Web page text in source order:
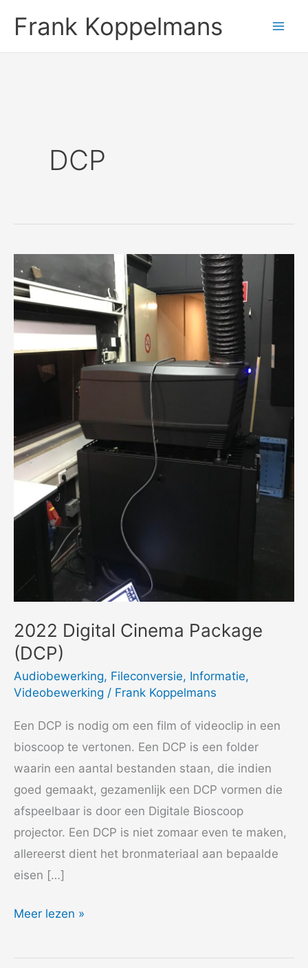
naar
de
Frank Koppelmans
DCP
2022 Digital Cinema Package
(DCP)
Audiobewerking, Fileconversie, Informatie,
Videobewerking / Frank Koppelmans
Een DCP is nodig om een film of videoclip in een
bioscoop te vertonen. Een DCP is een folder
waarin een aantal bestanden staan, die indien
goed gemaakt, gezamenlijk een DCP vormen die
afspeelbaar is door een Digitale Bioscoop
projector. Een DCP is niet zomaar even te maken,
allereerst dient het bronmateriaal aan bepaalde
eisen […]
2022
Cinema
Meer lezen »